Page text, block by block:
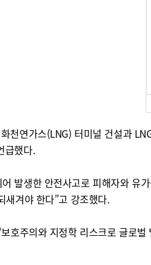
천연가스(LNG) 터미널 건설과
급했다.
발생한 안전사고로 피해자와 유
새겨야 한다”고 강조했다.
호주의와 지정학 리스크로 글로